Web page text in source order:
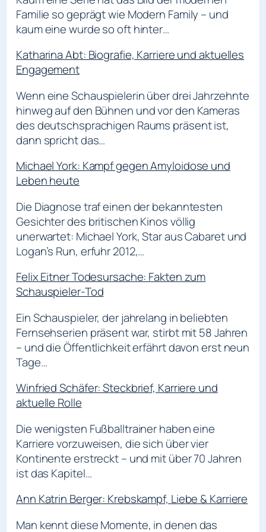
Familie so geprägt wie Modern Family – und
kaum eine wurde so oft hinter…
Katharina Abt: Biografie, Karriere und aktuelles
Engagement
Wenn eine Schauspielerin über drei Jahrzehnte
hinweg auf den Bühnen und vor den Kameras
des deutschsprachigen Raums präsent ist,
dann spricht das…
Michael York: Kampf gegen Amyloidose und
Leben heute
Die Diagnose traf einen der bekanntesten
Gesichter des britischen Kinos völlig
unerwartet: Michael York, Star aus Cabaret und
Logan’s Run, erfuhr 2012,…
Felix Eitner Todesursache: Fakten zum
Schauspieler-Tod
Ein Schauspieler, der jahrelang in beliebten
Fernsehserien präsent war, stirbt mit 58 Jahren
– und die Öffentlichkeit erfährt davon erst neun
Tage…
Winfried Schäfer: Steckbrief, Karriere und
aktuelle Rolle
Die wenigsten Fußballtrainer haben eine
Karriere vorzuweisen, die sich über vier
Kontinente erstreckt – und mit über 70 Jahren
ist das Kapitel…
Ann Katrin Berger: Krebskampf, Liebe & Karriere
Man kennt diese Momente, in denen das